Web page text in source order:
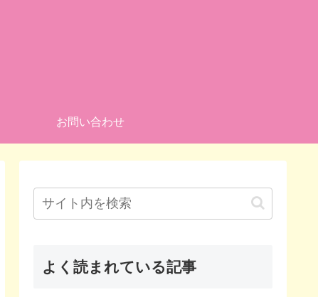
お問い合わせ
よく読まれている記事